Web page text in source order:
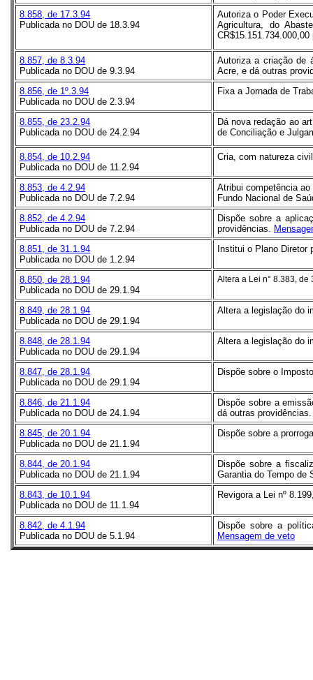
8.858, de 17.3.94
Publicada no DOU de 18.3.94
Autoriza o Poder
Agricultura, do
8.857, de 8.3.94
Publicada no DOU de 9.3.94
Autoriza a criação de
Acre, e dá outras
8.856, de 1º.3.94
Publicada no DOU de 2.3.94
Fixa a Jornada de
8.855, de 23.2.94
Publicada no DOU de 24.2.94
Dá nova redação ao
de Conciliação e
8.854, de 10.2.94
Publicada no DOU de 11.2.94
Cria, com natureza
8.853, de 4.2.94
Publicada no DOU de 7.2.94
Atribui competência
Fundo Nacional de
8.852, de 4.2.94
Publicada no DOU de 7.2.94
Dispõe sobre a
providências.
8.851, de 31.1.94
Publicada no DOU de 1.2.94
Institui o Plano Diretor
8.850, de 28.1.94
Publicada no DOU de 29.1.94
Altera a Lei n° 8.383,
8.849, de 28.1.94
Publicada no DOU de 29.1.94
Altera a legislação do
8.848, de 28.1.94
Publicada no DOU de 29.1.94
Altera a legislação do
8.847, de 28.1.94
Publicada no DOU de 29.1.94
Dispõe sobre o
8.846, de 21.1.94
Publicada no DOU de 24.1.94
Dispõe sobre a
dá outras providências.
8.845, de 20.1.94
Publicada no DOU de 21.1.94
Dispõe sobre a
8.844, de 20.1.94
Publicada no DOU de 21.1.94
Dispõe sobre a
Garantia do Tempo de
8.843, de 10.1.94
Publicada no DOU de 11.1.94
Revigora a Lei nº
8.842, de 4.1.94
Publicada no DOU de 5.1.94
Dispõe sobre a
Mensagem de veto